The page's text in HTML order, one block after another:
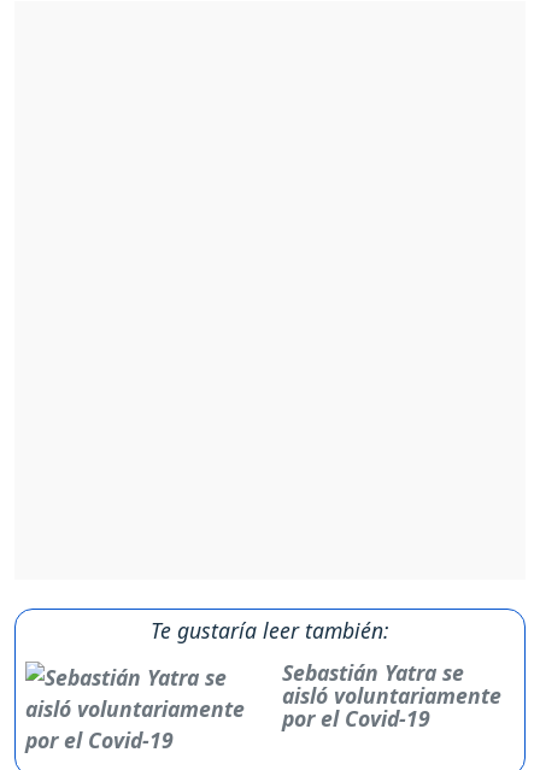
Te gustaría leer también:
Sebastián Yatra se
aisló voluntariamente
por el Covid-19